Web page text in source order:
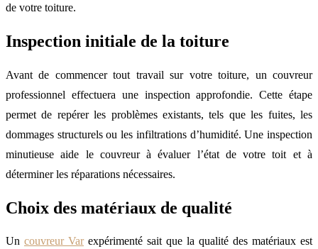
de votre toiture.
Inspection initiale de la toiture
Avant de commencer tout travail sur votre toiture, un couvreur
professionnel effectuera une inspection approfondie. Cette étape
permet de repérer les problèmes existants, tels que les fuites, les
dommages structurels ou les infiltrations d’humidité. Une inspection
minutieuse aide le couvreur à évaluer l’état de votre toit et à
déterminer les réparations nécessaires.
Choix des matériaux de qualité
Un couvreur Varexpérimenté sait que la qualité des matériaux est